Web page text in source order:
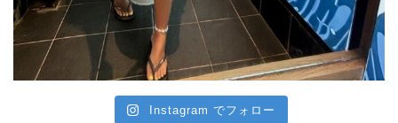
Instagram でフォロー